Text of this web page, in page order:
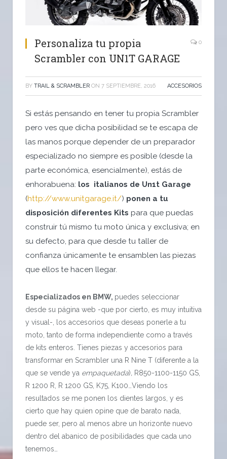
Personaliza tu propia
Scrambler con UN1T GARAGE
0
BY TRAIL & SCRAMBLER ON 7 SEPTIEMBRE, 2016 ACCESORIOS
Si estás pensando en tener tu propia Scrambler
pero ves que dicha posibilidad se te escapa de
las manos porque depender de un preparador
especializado no siempre es posible (desde la
parte económica, esencialmente), estás de
enhorabuena: los italianos de Un1t Garage
(http://www.unitgarage.it/) ponen a tu
disposición diferentes Kits para que puedas
construir tú mismo tu moto única y exclusiva; en
su defecto, para que desde tu taller de
confianza únicamente te ensamblen las piezas
que ellos te hacen llegar.
Especializados en BMW, puedes seleccionar
desde su página web -que por cierto, es muy intuitiva
y visual-, los accesorios que deseas ponerle a tu
moto, tanto de forma independiente como a través
de kits enteros. Tienes piezas y accesorios para
transformar en Scrambler una R Nine T (diferente a la
que se vende ya empaquetada), R850-1100-1150 GS,
R 1200 R, R 1200 GS, K75, K100…Viendo los
resultados se me ponen los dientes largos, y es
cierto que hay quien opine que de barato nada,
puede ser, pero al menos abre un horizonte nuevo
dentro del abanico de posibilidades que cada uno
tenemos…